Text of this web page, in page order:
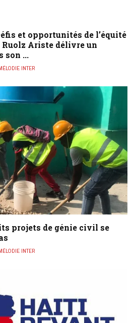
et opportunités de l’équité
Ruolz Ariste délivre un
son ...
INTER
projets de génie civil se
INTER